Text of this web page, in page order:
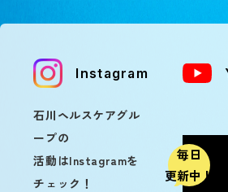
Instagram
毎日
更新中！
石川ヘルスケアグル
ープの
活動はInstagramを
チェック！